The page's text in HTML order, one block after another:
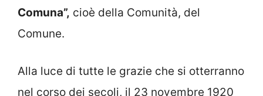
Comuna”, cioè della Comunità, del
Comune.
Alla luce di tutte le grazie che si otterranno
nel corso dei secoli, il 23 novembre 1920